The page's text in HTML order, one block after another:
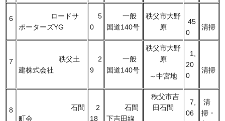
6
ロードサ
ポーターズYG
5
0
一般
国道140号
秩父市大野
原
45
0
清掃
7
秩父土
建株式会社
2
9
一般
国道140号
秩父市大野
原
～中宮地
1,
20
0
清掃
8
石間
町会
2
18
石間
下吉田線
秩父市吉
田石間
7,
06
清
掃・